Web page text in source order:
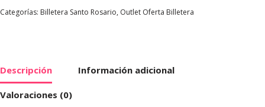
Categorías: Billetera Santo Rosario, Outlet Oferta Billetera
Descripción Información adicional
Valoraciones (0)